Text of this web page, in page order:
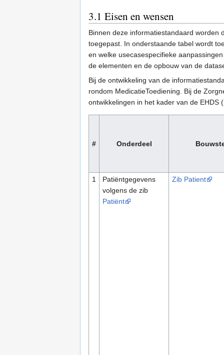
3.1 Eisen en wensen
Binnen deze informatiestandaard worden
toegepast. In onderstaande tabel wordt
en welke usecasespecifieke
de elementen en de opbouw van de
Bij de ontwikkeling van de
rondom MedicatieToediening. Bij de
ontwikkelingen in het kader van de EHDS
# Onderdeel
1
Patiëntgegevens
volgens de zib
Patiënt
Zib Patient